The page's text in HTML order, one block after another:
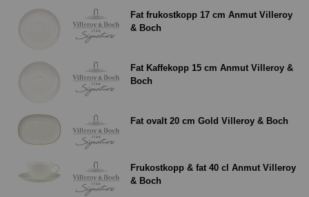
Fat frukostkopp 17 cm Anmut Villeroy
& Boch
Fat Kaffekopp 15 cm Anmut Villeroy &
Boch
Fat ovalt 20 cm Gold Villeroy & Boch
Frukostkopp & fat 40 cl Anmut Villeroy
& Boch